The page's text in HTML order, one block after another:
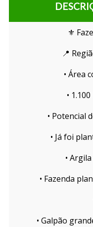
⚜️
📍
• Área
•
• Potencial
• Já foi
•
• Fazenda
• Galpão